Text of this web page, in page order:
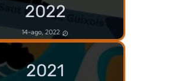
2022
14-ago, 2022
2021